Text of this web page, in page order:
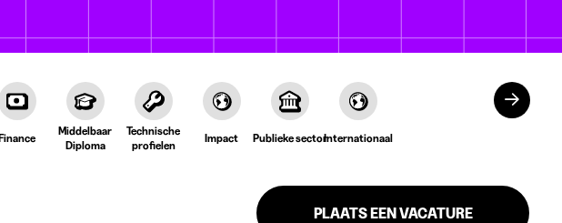
Middelbaar
Diploma
Technische
profielen
Impact Publieke sectorInternationaal
PLAATS EEN VACATURE